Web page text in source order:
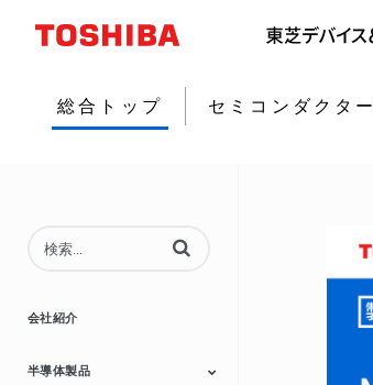
総合トップ セミコンダクター
動画の検索語句を入力
会社紹介
半導体製品